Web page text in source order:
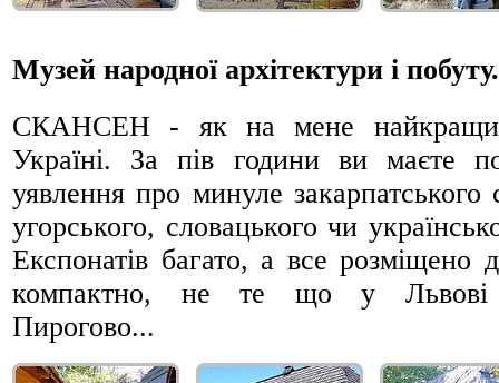
Музей народної архітектури і побуту.
СКАНСЕН - як на мене
Україні. За пів години ви маєте
уявлення про минуле закарпатського
угорського, словацького чи
Експонатів багато, а все розміщено
компактно, не те що у
Пирогово...